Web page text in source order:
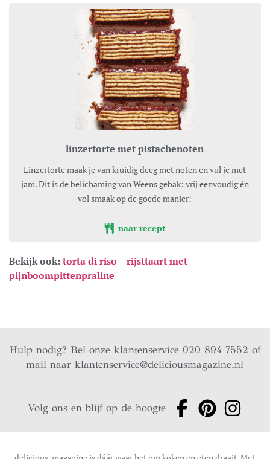
linzertorte met pistachenoten
Linzertorte maak je van kruidig deeg met noten en vul je met
jam. Dit is de belichaming van Weens gebak: vrij eenvoudig én
vol smaak op de goede manier!
naar recept
Bekijk ook:torta di riso – rijsttaart met
pijnboompittenpraline
Hulp nodig? Bel onze klantenservice 020 894 7552 of
mail naarklantenservice@deliciousmagazine.nl
Volg ons en blijf op de hoogte